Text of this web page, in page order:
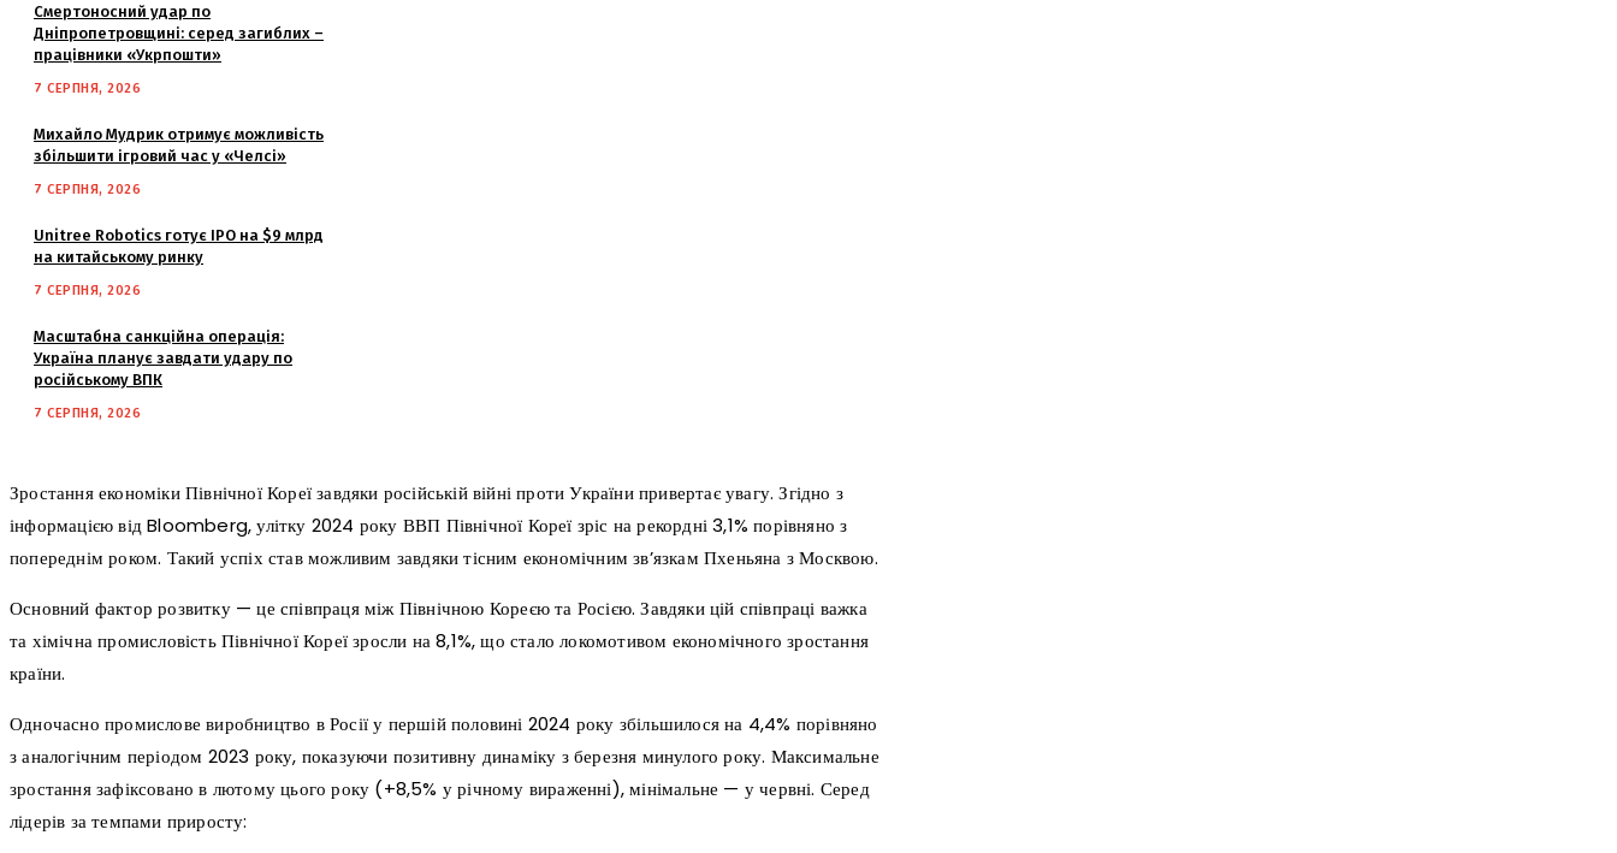
Смертоносний удар по
Дніпропетровщині: серед загиблих –
працівники «Укрпошти»
7 СЕРПНЯ, 2026
Михайло Мудрик отримує можливість
збільшити ігровий час у «Челсі»
7 СЕРПНЯ, 2026
Unitree Robotics готує IPO на $9 млрд
на китайському ринку
7 СЕРПНЯ, 2026
Масштабна санкційна операція:
Україна планує завдати удару по
російському ВПК
7 СЕРПНЯ, 2026
Зростання економіки Північної Кореї завдяки російській війні проти України привертає увагу. Згідно з
інформацією від Bloomberg, улітку 2024 року ВВП Північної Кореї зріс на рекордні 3,1% порівняно з
попереднім роком. Такий успіх став можливим завдяки тісним економічним зв’язкам Пхеньяна з Москвою.
Основний фактор розвитку — це співпраця між Північною Кореєю та Росією. Завдяки цій співпраці важка
та хімічна промисловість Північної Кореї зросли на 8,1%, що стало локомотивом економічного зростання
країни.
Одночасно промислове виробництво в Росії у першій половині 2024 року збільшилося на 4,4% порівняно
з аналогічним періодом 2023 року, показуючи позитивну динаміку з березня минулого року. Максимальне
зростання зафіксовано в лютому цього року (+8,5% у річному вираженні), мінімальне — у червні. Серед
лідерів за темпами приросту: